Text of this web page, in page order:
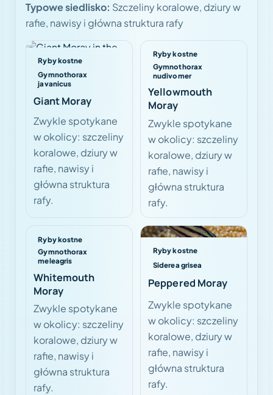
Typowe siedlisko: Szczeliny koralowe, dziury w
rafie, nawisy i główna struktura rafy
Ryby kostne
Gymnothorax
javanicus
Giant Moray
Zwykle spotykane
w okolicy: szczeliny
koralowe, dziury w
rafie, nawisy i
główna struktura
rafy.
Ryby kostne
Gymnothorax
nudivomer
Yellowmouth
Moray
Zwykle spotykane
w okolicy: szczeliny
koralowe, dziury w
rafie, nawisy i
główna struktura
rafy.
Ryby kostne
Gymnothorax
meleagris
Whitemouth
Moray
Zwykle spotykane
w okolicy: szczeliny
koralowe, dziury w
rafie, nawisy i
główna struktura
rafy.
Ryby kostne
Siderea grisea
Peppered Moray
Zwykle spotykane
w okolicy: szczeliny
koralowe, dziury w
rafie, nawisy i
główna struktura
rafy.